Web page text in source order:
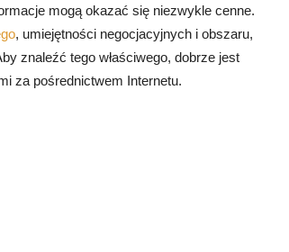
mogą okazać się niezwykle cenne.
, umiejętności negocjacyjnych i obszaru,
znaleźć tego właściwego, dobrze jest
za pośrednictwem Internetu.